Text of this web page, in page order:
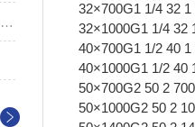
32×700G1 1/4 32
32×1000G1 1/4 32
40×700G1 1/2 40 1
40×1000G1 1/2 40
50×700G2 50 2
50×1000G2 50 2